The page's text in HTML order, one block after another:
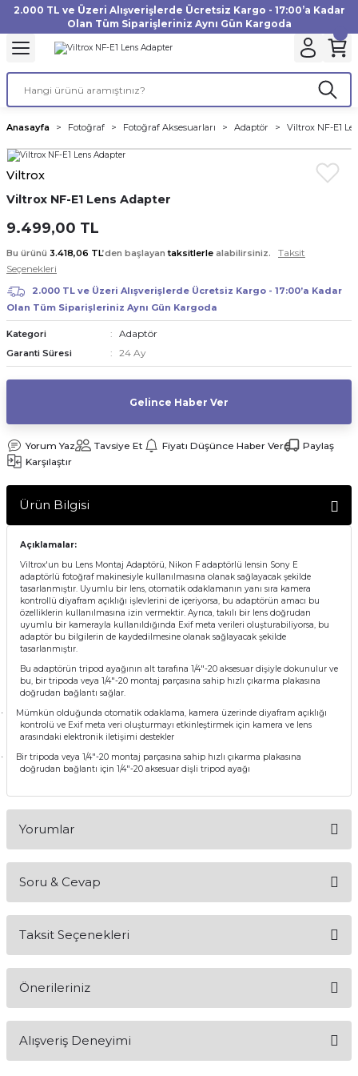
2.000 TL ve Üzeri Alışverişlerde Ücretsiz Kargo - 17:00’a Kadar
Olan Tüm Siparişleriniz Aynı Gün Kargoda
Geri Dön
Aksesuarları
Makinesi
Geri Dön
Geri Dön
Geri Dön
Geri Dön
Geri Dön
Geri Dön
Geri Dön
Geri Dön
Geri Dön
Geri Dön
Aksesuarları
Geri Dön
Anasayfa Fotoğraf Fotoğraf Aksesuarları Adaptör Viltrox NF-E1
Viltrox
Viltrox NF-E1 Lens Adapter
9.499,00 TL
Bu ürünü 3.418,06 TL’den başlayantaksitlerle alabilirsiniz.
Taksit
Seçenekleri
2.000 TL ve Üzeri Alışverişlerde Ücretsiz Kargo - 17:00’a Kadar
Olan Tüm Siparişleriniz Aynı Gün Kargoda
Kategori Adaptör
Garanti Süresi 24 Ay
Gelince Haber Ver
Yorum Yaz Tavsiye Et Fiyatı Düşünce Haber Ver
Paylaş
Karşılaştır
Ürün Bilgisi
Açıklamalar:
Viltrox'un bu Lens Montaj Adaptörü, Nikon F adaptörlü lensin Sony E
adaptörlü fotoğraf makinesiyle kullanılmasına olanak sağlayacak şekilde
tasarlanmıştır. Uyumlu bir lens, otomatik odaklamanın yanı sıra kamera
kontrollü diyafram açıklığı işlevlerini de içeriyorsa, bu adaptörün amacı bu
özelliklerin kullanılmasına izin vermektir. Ayrıca, takılı bir lens doğrudan
uyumlu bir kamerayla kullanıldığında Exif meta verileri oluşturabiliyorsa, bu
adaptör bu bilgilerin de kaydedilmesine olanak sağlayacak şekilde
tasarlanmıştır.
Bu adaptörün tripod ayağının alt tarafına 1/4"-20 aksesuar dişiyle dokunulur ve
bu, bir tripoda veya 1/4"-20 montaj parçasına sahip hızlı çıkarma plakasına
doğrudan bağlantı sağlar.
·
Mümkün olduğunda otomatik odaklama, kamera üzerinde diyafram açıklığı
kontrolü ve Exif meta veri oluşturmayı etkinleştirmek için kamera ve lens
arasındaki elektronik iletişimi destekler
·
Bir tripoda veya 1/4"-20 montaj parçasına sahip hızlı çıkarma plakasına
doğrudan bağlantı için 1/4"-20 aksesuar dişli tripod ayağı
Yorumlar
Soru & Cevap
Taksit Seçenekleri
Önerileriniz
konularda yetersiz gördüğünüz noktaları öneri formunu
kullanarak tarafımıza iletebilirsiniz.
Alışveriş Deneyimi